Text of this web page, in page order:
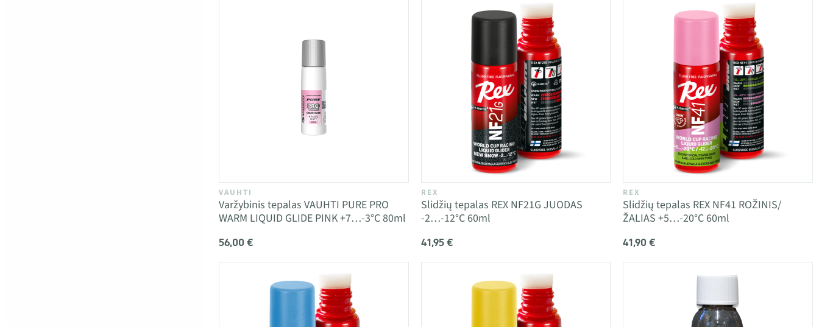
VAUHTI
Varžybinis tepalas VAUHTI PURE PRO
WARM LIQUID GLIDE PINK +7…-3°C 80ml
56,00 €
REX
Slidžių tepalas REX NF21G JUODAS
-2…-12°C 60ml
41,95 €
REX
Slidžių tepalas REX NF41 ROŽINIS/
ŽALIAS +5…-20°C 60ml
41,90 €